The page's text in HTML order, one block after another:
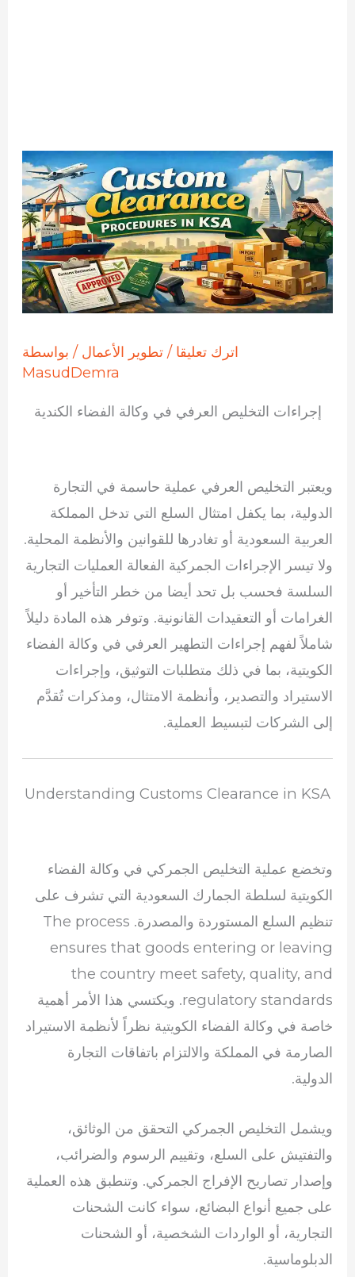
اترك تعليقا / تطوير الأعمال / بواسطة
MasudDemra
إجراءات التخليص العرفي في وكالة الفضاء الكندية
ويعتبر التخليص العرفي عملية حاسمة في التجارة
الدولية، بما يكفل امتثال السلع التي تدخل المملكة
العربية السعودية أو تغادرها للقوانين والأنظمة المحلية.
ولا تيسر الإجراءات الجمركية الفعالة العمليات التجارية
السلسة فحسب بل تحد أيضا من خطر التأخير أو
الغرامات أو التعقيدات القانونية. وتوفر هذه المادة دليلاً
شاملاً لفهم إجراءات التطهير العرفي في وكالة الفضاء
الكويتية، بما في ذلك متطلبات التوثيق، وإجراءات
الاستيراد والتصدير، وأنظمة الامتثال، ومذكرات تُقدَّم
إلى الشركات لتبسيط العملية.
Understanding Customs Clearance in KSA
وتخضع عملية التخليص الجمركي في وكالة الفضاء
الكويتية لسلطة الجمارك السعودية التي تشرف على
تنظيم السلع المستوردة والمصدرة. The process
ensures that goods entering or leaving
the country meet safety, quality, and
regulatory standards. ويكتسي هذا الأمر أهمية
خاصة في وكالة الفضاء الكويتية نظراً لأنظمة الاستيراد
الصارمة في المملكة والالتزام باتفاقات التجارة
الدولية.
ويشمل التخليص الجمركي التحقق من الوثائق،
والتفتيش على السلع، وتقييم الرسوم والضرائب،
وإصدار تصاريح الإفراج الجمركي. وتنطبق هذه العملية
على جميع أنواع البضائع، سواء كانت الشحنات
التجارية، أو الواردات الشخصية، أو الشحنات
الدبلوماسية.